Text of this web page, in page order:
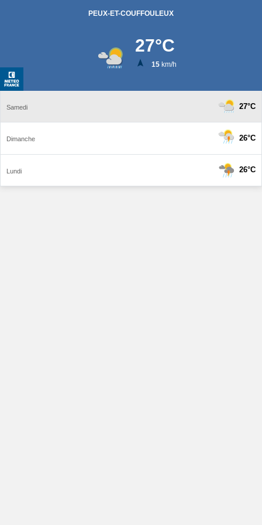
PEUX-ET-COUFFOULEUX
27°C
15km/h
Samedi 27°C
Dimanche 26°C
Lundi 26°C